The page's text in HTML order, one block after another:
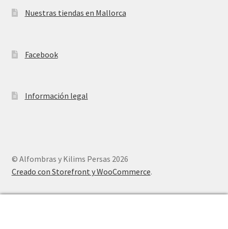
Nuestras tiendas en Mallorca
Facebook
Información legal
© Alfombras y Kilims Persas 2026
Creado con Storefront y WooCommerce.